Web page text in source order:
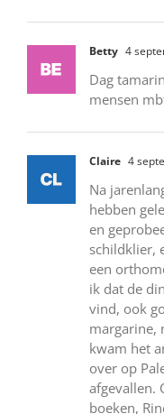
Betty 4
Dag
mensen
Claire 4
Na
hebben
en
schildklier,
een
ik dat de
vind, ook
margarine,
kwam het
over op
afgevallen.
boeken,